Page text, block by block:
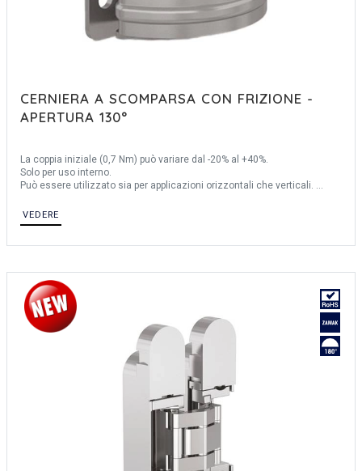
CERNIERA A SCOMPARSA CON FRIZIONE -
APERTURA 130°
La coppia iniziale (0,7 Nm) può variare dal -20% al +40%.
Solo per uso interno.
Può essere utilizzato sia per applicazioni orizzontali che verticali.
Perno: acciaio inossidabile 303.
Prodotto principalmente in acciaio inossidabile, per una descrizione
VEDERE